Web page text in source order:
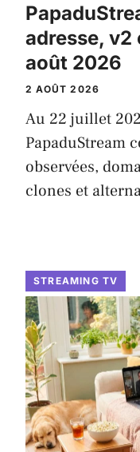
adresse, v2
août 2026
2 AOÛT 2026
Au 22 juillet
PapaduStream
observées,
clones et
STREAMING TV